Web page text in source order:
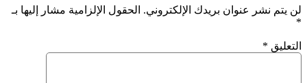
100
ألف
سكنية
عبر
قريبا
لن يتم نشر عنوان بريدك الإلكتروني. الحقول الإلزامية مشار إليها بـ
*
التعليق *